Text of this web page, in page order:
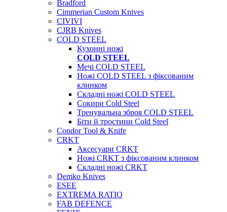
Bradford
Cimmerian Custom Knives
CIVIVI
CJRB Knives
COLD STEEL
Кухонні ножі
COLD STEEL
Мечі COLD STEEL
Ножі COLD STEEL з фіксованим
клинком
Складні ножі COLD STEEL
Сокири Cold Steel
Тренувальна зброя COLD STEEL
Біти й тростини Cold Steel
Condor Tool & Knife
CRKT
Аксесуари CRKT
Ножі CRKT з фіксованим клинком
Складні ножі CRKT
Demko Knives
ESEE
EXTREMA RATIO
FAB DEFENCE